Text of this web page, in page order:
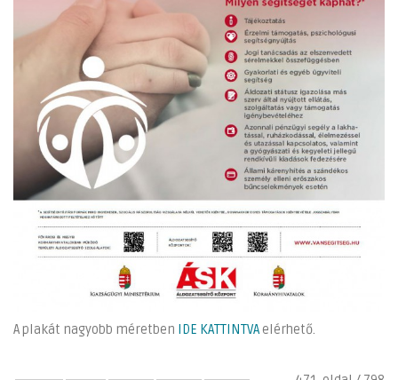
A plakát nagyobb méretben IDE KATTINTVA elérhető.